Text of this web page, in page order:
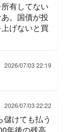
有してない
。国債が投
げないと買
2026/07/03 22:19
2026/07/03 22:22
けても払う